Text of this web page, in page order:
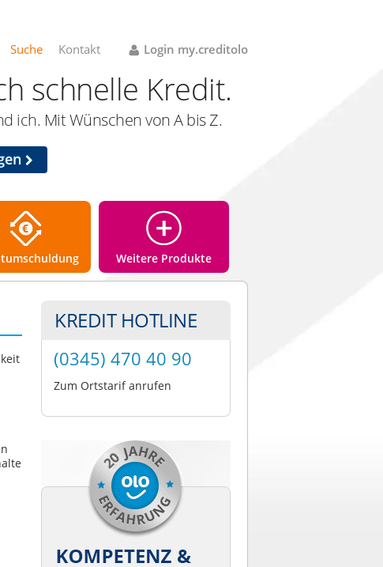
Suche Kontakt Login my.creditolo
schnelle Kredit.
ich. Mit Wünschen von A bis Z.
Weitere Produkte
KREDIT HOTLINE
(0345) 470 40 90
Zum Ortstarif anrufen